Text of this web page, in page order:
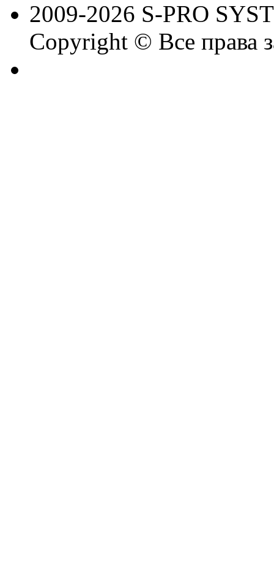
2009-2026 S-PRO
Copyright © Все права